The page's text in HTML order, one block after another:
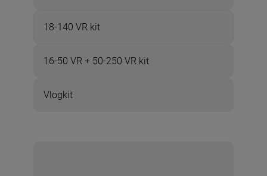
18-140 VR kit
16-50 VR + 50-250 VR kit
Vlogkit